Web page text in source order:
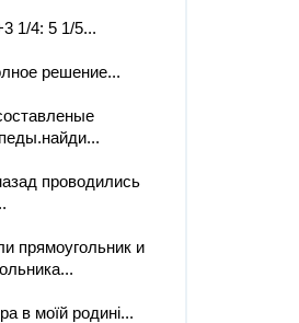
1/4: 5 1/5...
решение...
проводились
прямоугольник и
в моїй родині...